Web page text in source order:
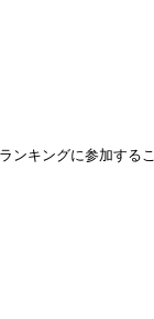
ンキングに参加する